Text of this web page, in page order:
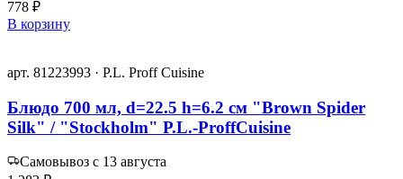
778 ₽
В корзину
арт. 81223993 · P.L. Proff Cuisine
Блюдо 700 мл, d=22.5 h=6.2 см "Brown Spider
Silk" / "Stockholm" P.L.-ProffCuisine
Самовывоз с 13 августа